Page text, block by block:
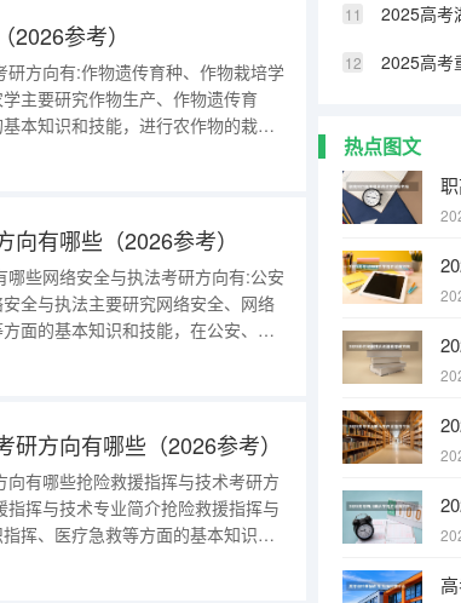
参考）
方向有:作物遗传育种、作物栽培学
主要研究作物生产、作物遗传育
本知识和技能，进行农作物的栽培
产与检验、农产品加工与营销等。
有哪些（2026参考）
些网络安全与执法考研方向有:公安
全与执法主要研究网络安全、网络
面的基本知识和技能，在公安、检
保障、网络信息的监控、非法入侵
方向有哪些（2026参考）
有哪些抢险救援指挥与技术考研方
挥与技术专业简介抢险救援指挥与
挥、医疗急救等方面的基本知识和
的抢险救援、紧急救援的组织指
热点图文